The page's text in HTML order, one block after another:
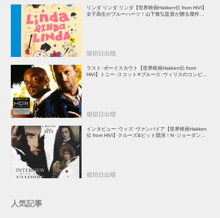
リンダ リンダ リンダ【世界映画Hakken伝 from HiVi】
女子高生がブルーハーツ！山下敦弘監督が贈る傑作青春
堀切日出晴
ラスト･ボーイスカウト【世界映画Hakken伝 from
HiVi】トニー･スコット✕ブルース･ウィリスのコンビが
堀切日出晴
インタビュー･ウィズ･ヴァンパイア【世界映画Hakken
伝 from HiVi】クルーズ&ピット競演！N･ジョーダン監
堀切日出晴
人気記事